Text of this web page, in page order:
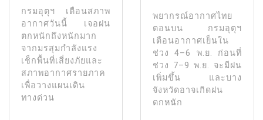
กรมอุตุฯ เตือนสภาพ
อากาศวันนี้ เจอฝน
ตกหนักถึงหนักมาก
จากมรสุมกำลังแรง
เช็กพื้นที่เสี่ยงภัยและ
สภาพอากาศรายภาค
เพื่อวางแผนเดิน
ทางด่วน
พยากรณ์อากาศไทย
ตอนบน กรมอุตุฯ
เตือนอากาศเย็นใน
ช่วง 4–6 พ.ย. ก่อนที่
ช่วง 7–9 พ.ย. จะมีฝน
เพิ่มขึ้น และบาง
จังหวัดอาจเกิดฝน
ตกหนัก